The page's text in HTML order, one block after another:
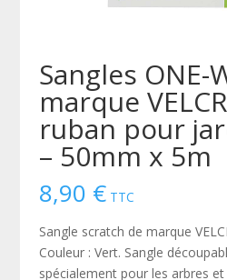
Sangles ONE-
marque
ruban pour
– 50mm x 5m
8,90 € TTC
Sangle scratch de marque
Couleur : Vert. Sangle
spécialement pour les arbres